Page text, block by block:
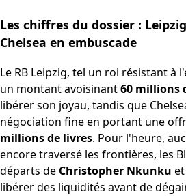
Les chiffres du dossier :
Chelsea en embuscade
Le RB Leipzig, tel un roi résistant à
un montant avoisinant60 millions
libérer son joyau, tandis que
négociation fine en portant une
millions de livres. Pour l'heure,
encore traversé les frontières, les
départs de Christopher Nkunku et
libérer des liquidités avant de